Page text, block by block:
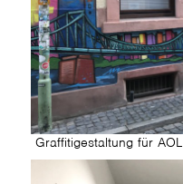
Graffitigestaltung für AOL